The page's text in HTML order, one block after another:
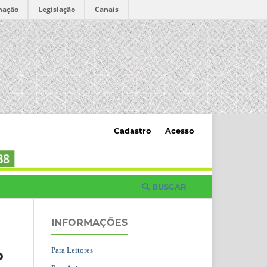
Legislação Canais
BUSCAR
Cadastro Acesso
INFORMAÇÕES
Para Leitores